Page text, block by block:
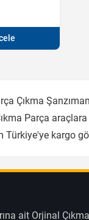
Çıkma
Parça
Türkiye'ye kargo
ait Orjinal